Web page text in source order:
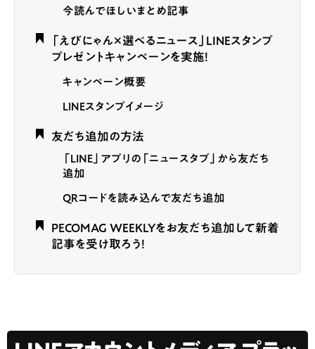
今読んでほしいまとめ記事
「えびにゃん×選べるニュース」LINEスタンプ
プレゼントキャンペーンを実施！
キャンペーン概要
LINEスタンプイメージ
友だち追加の方法
「LINE」アプリの「ニュースタブ」から友だち
追加
QRコードを読み込んで友だち追加
PECOMAG WEEKLYをお友だち追加して新着
記事を受け取ろう！